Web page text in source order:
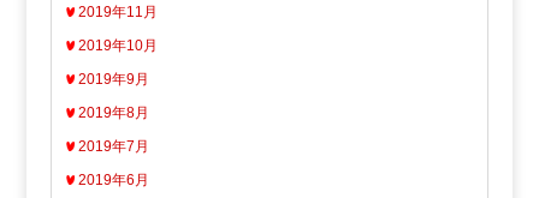
2019年11月
2019年10月
2019年9月
2019年8月
2019年7月
2019年6月